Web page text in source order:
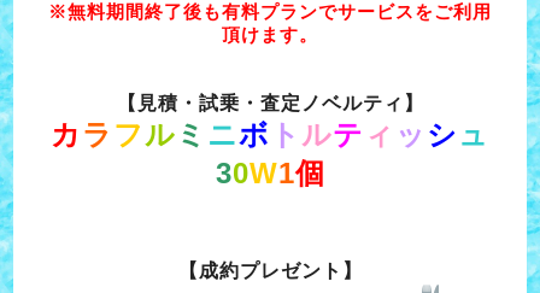
※無料期間終了後も有料プランでサービスをご利用
頂けます。
【見積・試乗・査定ノベルティ】
カ ラ フル ミ ニボ ト ルテ ィ ッ シュ
30W1個
【成約プレゼント】